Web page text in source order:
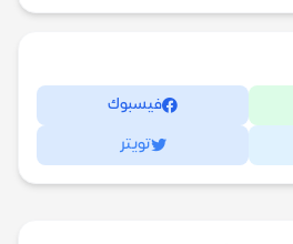
فيسبوك
تويتر